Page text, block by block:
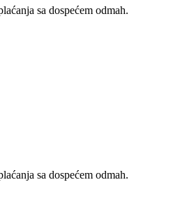
sa dospećem odmah.
sa dospećem odmah.